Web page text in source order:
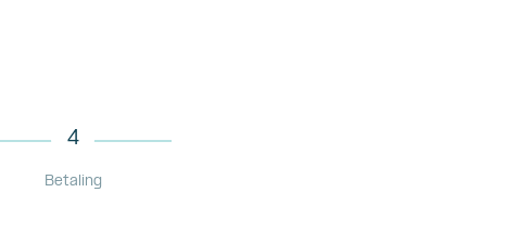
4
Betaling